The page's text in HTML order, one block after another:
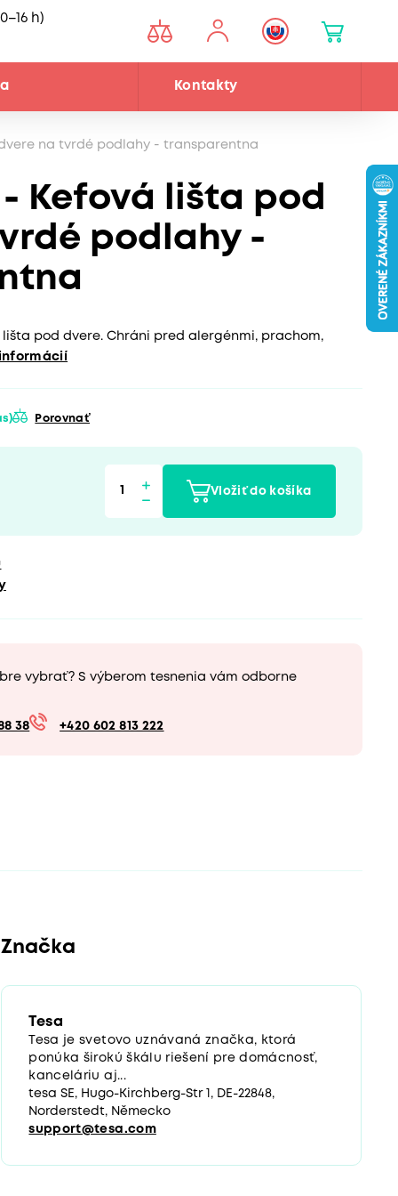
h)
Kontakty
na tvrdé podlahy - transparentna
Kefová lišta pod
podlahy -
pod dvere. Chráni pred alergénmi, prachom,
Porovnať
Vložiť do košíka
vybrať? S výberom tesnenia vám odborne
38 +420 602 813 222
Značka
Tesa
Tesa je svetovo uznávaná značka, ktorá
ponúka širokú škálu riešení pre domácnosť,
kanceláriu aj...
tesa SE, Hugo-Kirchberg-Str 1, DE-22848,
Norderstedt, Německo
support@tesa.com